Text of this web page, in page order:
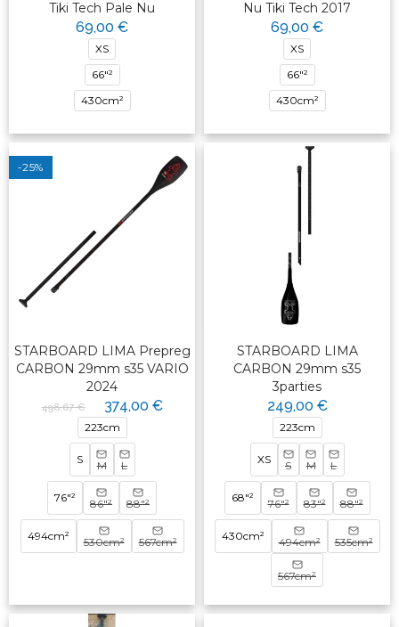
Tiki Tech Pale Nu
69,00 €
XS
66"²
430cm²
Nu Tiki Tech 2017
69,00 €
XS
66"²
430cm²
-25%
STARBOARD LIMA Prepreg
CARBON 29mm s35 VARIO
2024
498,67 € 374,00 €
223cm
S M L
76"² 86"² 88"²
494cm² 530cm² 567cm²
STARBOARD LIMA
CARBON 29mm s35
3parties
249,00 €
223cm
XS S M L
68"² 76"² 83"² 88"²
430cm² 494cm² 535cm²
567cm²